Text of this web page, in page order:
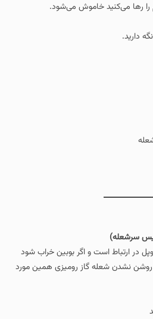
رها می‌کنید خاموش می‌شود.
دارید.
در ارتباط است و اگر بوبین خراب شود
روشن نشدن شعله گاز رومیزی همین مورد